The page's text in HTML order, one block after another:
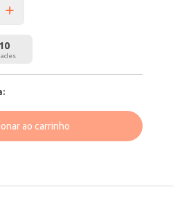
10
ao carrinho